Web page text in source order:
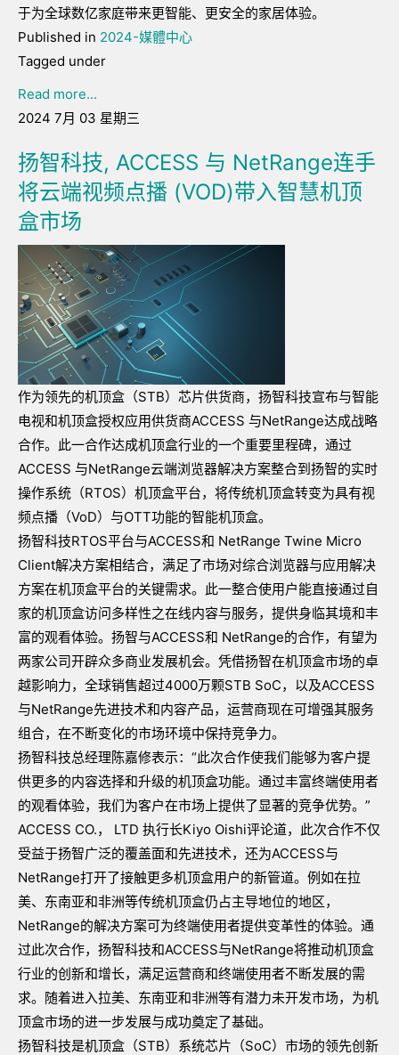
于为全球数亿家庭带来更智能、更安全的家居体验。
Published in 2024-媒體中心
Tagged under
Read more...
2024 7月 03 星期三
扬智科技, ACCESS 与 NetRange连手
将云端视频点播 (VOD)带入智慧机顶
盒市场
作为领先的机顶盒（STB）芯片供货商，扬智科技宣布与智能
电视和机顶盒授权应用供货商ACCESS 与NetRange达成战略
合作。此一合作达成机顶盒行业的一个重要里程碑，通过
ACCESS 与NetRange云端浏览器解决方案整合到扬智的实时
操作系统（RTOS）机顶盒平台，将传统机顶盒转变为具有视
频点播（VoD）与OTT功能的智能机顶盒。
扬智科技RTOS平台与ACCESS和 NetRange Twine Micro
Client解决方案相结合，满足了市场对综合浏览器与应用解决
方案在机顶盒平台的关键需求。此一整合使用户能直接通过自
家的机顶盒访问多样性之在线内容与服务，提供身临其境和丰
富的观看体验。扬智与ACCESS和 NetRange的合作，有望为
两家公司开辟众多商业发展机会。凭借扬智在机顶盒市场的卓
越影响力，全球销售超过4000万颗STB SoC，以及ACCESS
与NetRange先进技术和内容产品，运营商现在可增强其服务
组合，在不断变化的市场环境中保持竞争力。
扬智科技总经理陈嘉修表示：“此次合作使我们能够为客户提
供更多的内容选择和升级的机顶盒功能。通过丰富终端使用者
的观看体验，我们为客户在市场上提供了显著的竞争优势。”
ACCESS CO.， LTD 执行长Kiyo Oishi评论道，此次合作不仅
受益于扬智广泛的覆盖面和先进技术，还为ACCESS与
NetRange打开了接触更多机顶盒用户的新管道。例如在拉
美、东南亚和非洲等传统机顶盒仍占主导地位的地区，
NetRange的解决方案可为终端使用者提供变革性的体验。通
过此次合作，扬智科技和ACCESS与NetRange将推动机顶盒
行业的创新和增长，满足运营商和终端使用者不断发展的需
求。随着进入拉美、东南亚和非洲等有潜力未开发市场，为机
顶盒市场的进一步发展与成功奠定了基础。
扬智科技是机顶盒（STB）系统芯片（SoC）市场的领先创新